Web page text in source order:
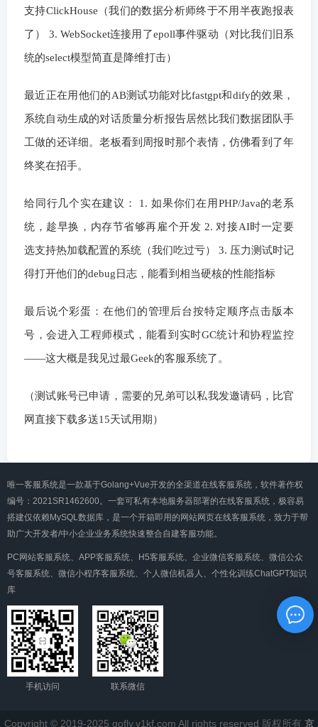
支持ClickHouse（我们的数据分析师终于不用半夜跑报表
了） 3. WebSocket连接用了epoll事件驱动（对比我们旧系
统的select模型简直是降维打击）
最近正在用他们的AB测试功能对比fastgpt和dify的效果，
系统自动生成的对话质量分析报告居然比我们数据团队手
工做的还详细。老板看到周报时那个表情，仿佛看到了年
终奖在招手。
给同行几个实在建议： 1. 如果你们在用PHP/Java的老系
统，趁早换，内存节省够再雇个开发 2. 对接AI时一定要
选支持热加载配置的系统（我们吃过亏） 3. 压力测试时记
得打开他们的debug日志，能看到相当硬核的性能指标
最后说个彩蛋：在他们的管理后台按特定顺序点击版本
号，会进入工程师模式，能看到实时GC统计和协程监控
——这大概是我见过最Geek的客服系统了。
（测试账号已申请，需要的兄弟可以私我发邀请码，比官
网直接下载多送15天试用期）
唯一客服系统是一款基于Golang+Vue开发的全渠道在线客服系统，软件著作权
编号：2021SR1462600。一套可私有本地服务器部署的在线客服系统，极容易
搭建仅依赖MySQL数据库，是一个开箱即用的网站网页在线客服系统，致力于帮
助广大开发者/中小企业业务系统快速整合自建客服功能。
PC网站客服系统、APP客服系统、H5客服系统、企业微信客服系统、微信公众
号客服系统、微信小程序客服系统、个人微信机器人、个性化训练ChatGPT知识
库
手机访问 联系微信
Copyright © 2019-2025 gofly.v1kf.com All rights reserved 版权所有 京